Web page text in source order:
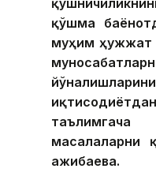
қўшма
муҳим ҳужжат
Қажибаева.